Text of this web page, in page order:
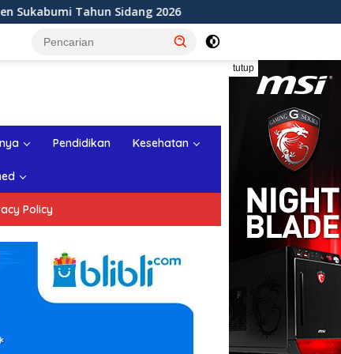
Rapat Paripurna ke-11 DPRD Kabupaten
tutup
Pendidikan Kesehatan
Policy